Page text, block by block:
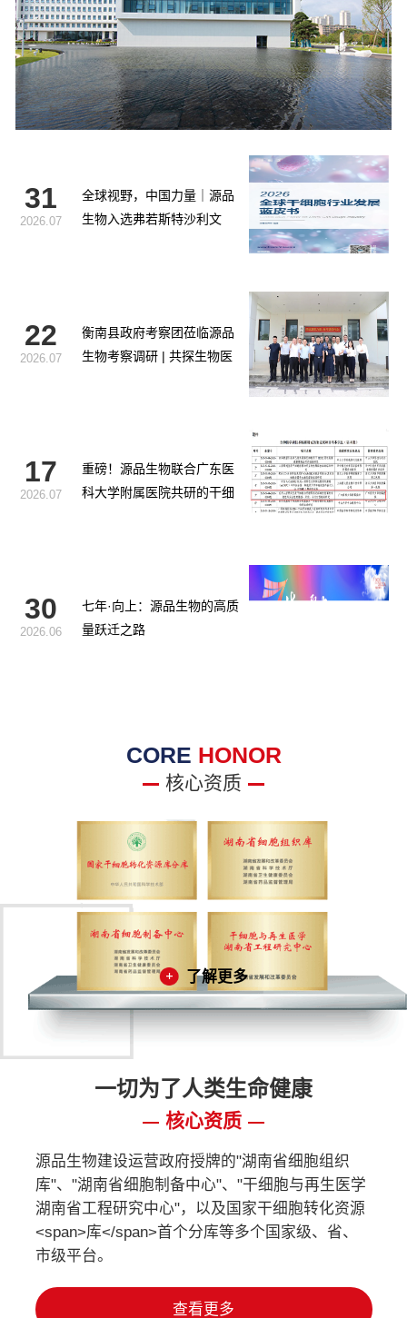
31
2026.07
全球视野，中国力量｜源品
生物入选弗若斯特沙利文
22
2026.07
衡南县政府考察团莅临源品
生物考察调研 | 共探生物医
17
2026.07
重磅！源品生物联合广东医
科大学附属医院共研的干细
30
2026.06
七年·向上：源品生物的高质
量跃迁之路
CORE HONOR
核心资质
了解更多
一切为了人类生命健康
核心资质
源品生物建设运营政府授牌的"湖南省细胞组织
库"、"湖南省细胞制备中心"、"干细胞与再生医学
湖南省工程研究中心"，以及国家干细胞转化资源
<span>库</span>首个分库等多个国家级、省、
市级平台。
查看更多